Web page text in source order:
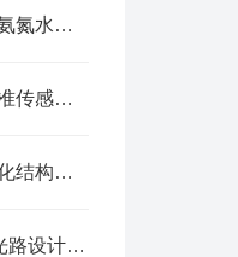
水质在线氨氮温度传感器：氨氮水温一体化测，自动温补消误差
在线氨氮传感器：电化学精准传感，长期运行稳定性强
浊度温度传感器：密封一体化结构，供水管道全程水质监控
水质在线cod：抗色度干扰光路设计，实时连续采样观测